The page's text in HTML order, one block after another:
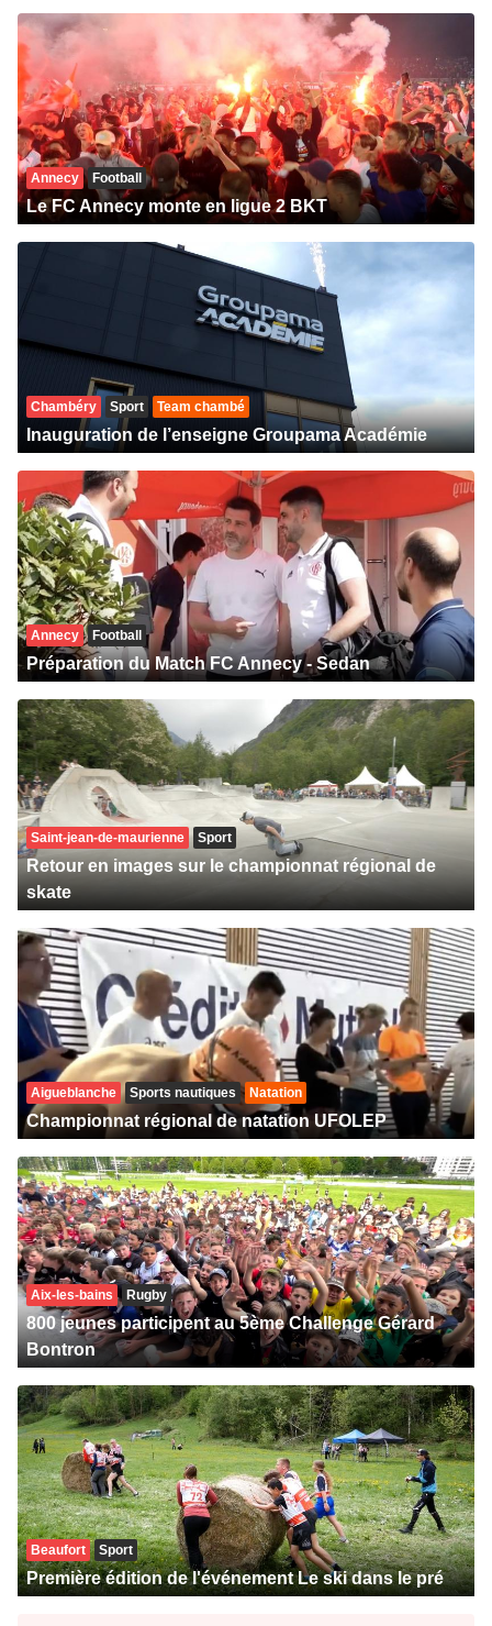
Annecy Football
Le FC Annecy monte en ligue 2 BKT
Chambéry Sport Team chambé
Inauguration de l’enseigne Groupama Académie
Annecy Football
Préparation du Match FC Annecy - Sedan
Saint-jean-de-maurienne Sport
Retour en images sur le championnat régional de
skate
Aigueblanche Sports nautiques Natation
Championnat régional de natation UFOLEP
Aix-les-bains Rugby
800 jeunes participent au 5ème Challenge Gérard
Bontron
Beaufort Sport
Première édition de l'événement Le ski dans le pré